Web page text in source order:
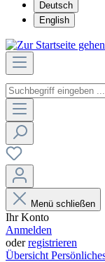
Deutsch
English
Menü schließen
Ihr Konto
Anmelden
oderregistrieren
Übersicht